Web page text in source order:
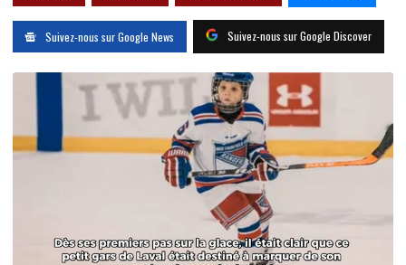
Suivez-nous sur Google News Suivez-nous sur Google Discover